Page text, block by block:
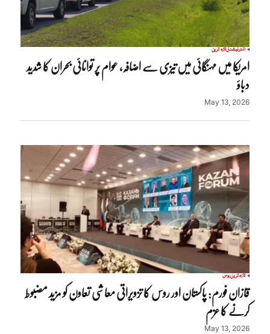
انٹرنیشنلتازہ ترین
امریکا میں مہنگائی میں تیزی سے اضافہ، عوام پر توانائی بحران کا شدید
دباؤ
May 13, 2026
تازہ ترینروس
قازان فورم: پاکستان اور روس کا تزویراتی معاشی تعاون کو مزید مضبوط
کرنے کا عزم
May 13, 2026